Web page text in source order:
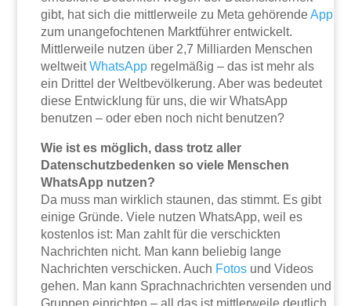
gibt, hat sich die mittlerweile zu Meta gehörendeApp
zum unangefochtenen Marktführer entwickelt.
Mittlerweile nutzen über 2,7 Milliarden Menschen
weltweitWhatsApp regelmäßig – das ist mehr als
ein Drittel der Weltbevölkerung. Aber was bedeutet
diese Entwicklung für uns, die wir WhatsApp
benutzen – oder eben noch nicht benutzen?
Wie ist es möglich, dass trotz aller
Datenschutzbedenken so viele Menschen
WhatsApp nutzen?
Da muss man wirklich staunen, das stimmt. Es gibt
einige Gründe. Viele nutzen WhatsApp, weil es
kostenlos ist: Man zahlt für die verschickten
Nachrichten nicht. Man kann beliebig lange
Nachrichten verschicken. Auch Fotos und Videos
gehen. Man kann Sprachnachrichten versenden und